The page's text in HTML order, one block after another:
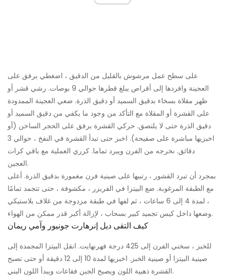
على سطح عمل مرشوش بالقليل من الدقيق ، اضغطي برفق على
العجينة وافردها إلى أقراص يبلغ قطرها حوالي 9 بوصات. رشي قشر أو
ظهر مقلاة بسخاء بدقيق السميد أو دقيق الذرة. ضعي العجينة الممدودة
على القشرة أو المقلاة مع التأكد من وجود ما يكفي من دقيق السميد أو
دقيق الذرة حتى لا يلتصق. حركي القشرة برفق على الحجر الساخن (أو
اخبزيها مباشرة على صفيحة). اخبز حتى تبدأ القشرة في النفخ ، حوالي 3
دقائق. نخرجه من الفرن ويبرد تماما. كرري العملية مع باقي كرات
العجين.
بمجرد أن تبرد القشور ، رتبيها على صينية فرن مغمورة بدقيق الذرة. أعلى
مع الطبقة المرغوبة. ضع البيتزا في الفريزر ، مكشوفة ، حتى تتجمد تمامًا
، لمدة 4 إلى 6 ساعات ، ثم لفها في طبقة مزدوجة من غلاف بلاستيكي
وضعها داخل كيس تجميد كبير بسحاب ، لإزالة أكبر قدر ممكن من الهواء.
كيف التقى ديل إنرهارت جونيور وآمي ريمان
للخبز ، سخني الفرن إلى 425 درجة فهرنهايت. انقل البيتزا المجمدة إلى
صينية البيتزا أو صينية الخبز. اخبزيها لمدة 10 إلى 12 دقيقة أو حتى تصبح
القشرة ذهبية اللون ويصبح الجبن فقاعات ويبدأ اللون البني.